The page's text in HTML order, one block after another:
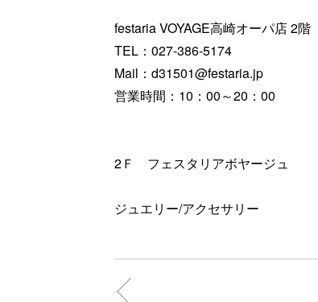
festaria VOYAGE高崎オーパ店 2階
TEL：027-386-5174
Mail：d31501@festaria.jp
営業時間：10：00～20：00
2Ｆ フェスタリアボヤージュ
ジュエリー/アクセサリー